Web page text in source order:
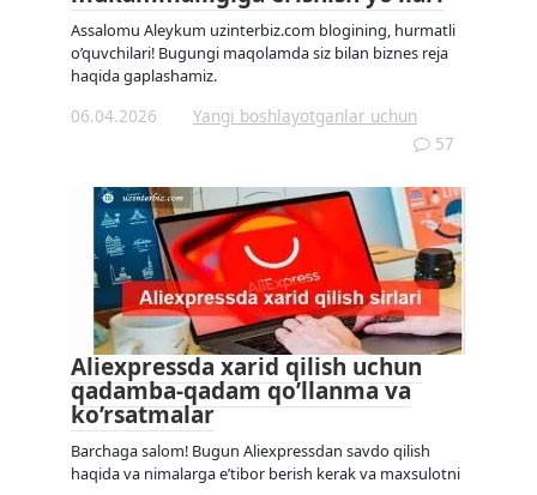
Assalomu Aleykum uzinterbiz.com blogining, hurmatli
o’quvchilari! Bugungi maqolamda siz bilan biznes reja
haqida gaplashamiz.
06.04.2026
Yangi boshlayotganlar uchun
57
Aliexpressda xarid qilish uchun
qadamba-qadam qo’llanma va
ko’rsatmalar
Barchaga salom! Bugun Aliexpressdan savdo qilish
haqida va nimalarga e’tibor berish kerak va maxsulotni